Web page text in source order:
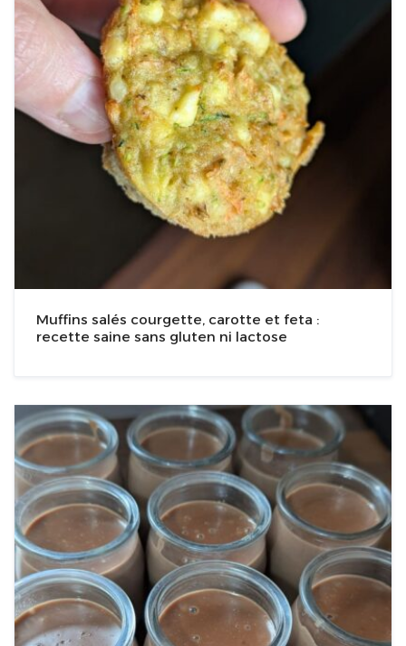
Muffins salés courgette, carotte et feta :
recette saine sans gluten ni lactose